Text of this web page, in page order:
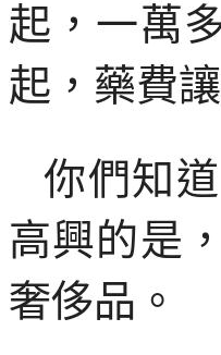
起，一萬
起，藥費
你們知
高興的是
奢侈品。